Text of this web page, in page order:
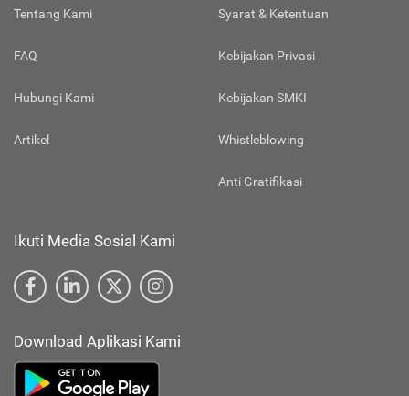
Tentang Kami
FAQ
Hubungi Kami
Artikel
Syarat & Ketentuan
Kebijakan Privasi
Kebijakan SMKI
Whistleblowing
Anti Gratifikasi
Ikuti Media Sosial Kami
Download Aplikasi Kami